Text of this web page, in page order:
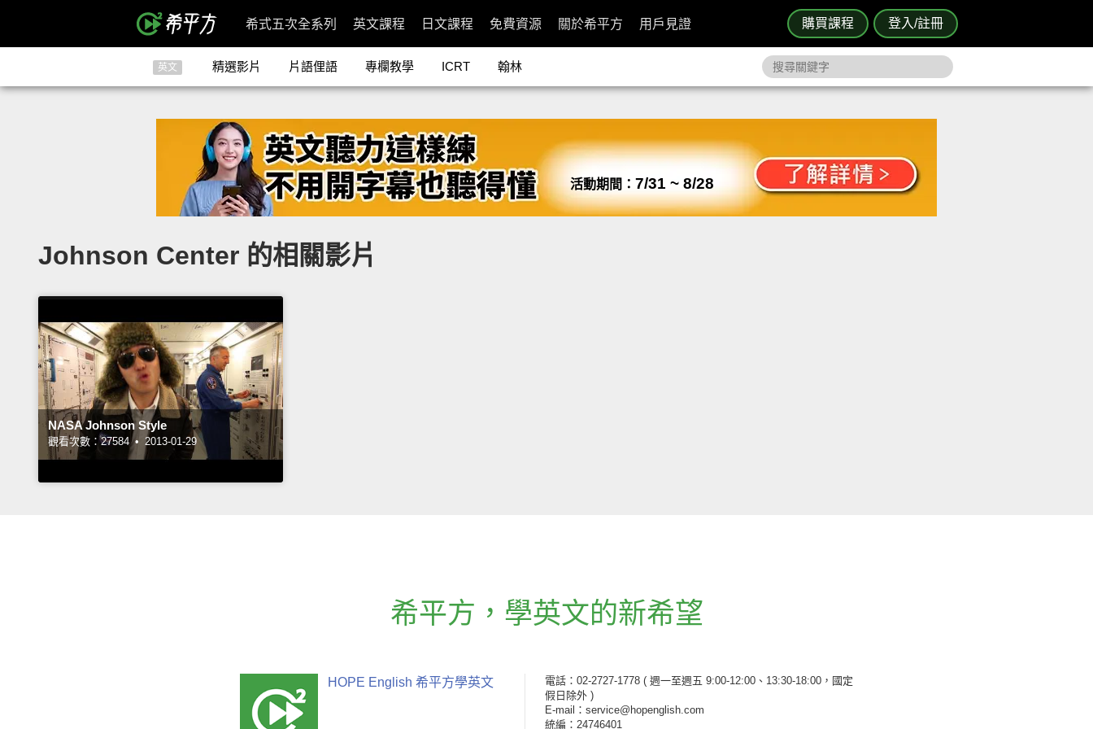
購買課程 登入/註冊
希式五次全系列 英文課程 日文課程 免費資源 關於希平方 用戶見證
英文 精選影片 片語俚語 專欄教學 ICRT 翰林
活動期間： 7/31 ~ 8/28
Johnson Center 的相關影片
NASA Johnson Style
觀看次數：27584 • 2013-01-29
希平方 ， 學英文的新希望
HOPE English 希平方學英文 電話：02-2727-1778 ( 週一至週五 9:00-12:00、13:30-18:00，國定
假日除外 )
E-mail：service@hopenglish.com
統編：24746401